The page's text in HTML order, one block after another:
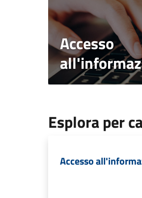
Accesso
Esplora per
Accesso